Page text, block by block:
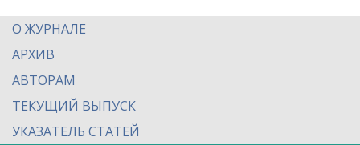
О ЖУРНАЛЕ
АРХИВ
АВТОРАМ
ТЕКУЩИЙ ВЫПУСК
УКАЗАТЕЛЬ СТАТЕЙ